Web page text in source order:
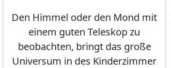
Den Himmel oder den Mond mit
einem guten Teleskop zu
beobachten, bringt das große
Universum in des Kinderzimmer